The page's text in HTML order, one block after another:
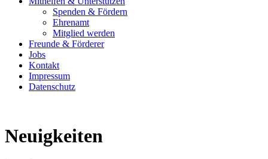
Spenden & Fördern
Ehrenamt
Mitglied werden
Freunde & Förderer
Jobs
Kontakt
Impressum
Datenschutz
Neuigkeiten